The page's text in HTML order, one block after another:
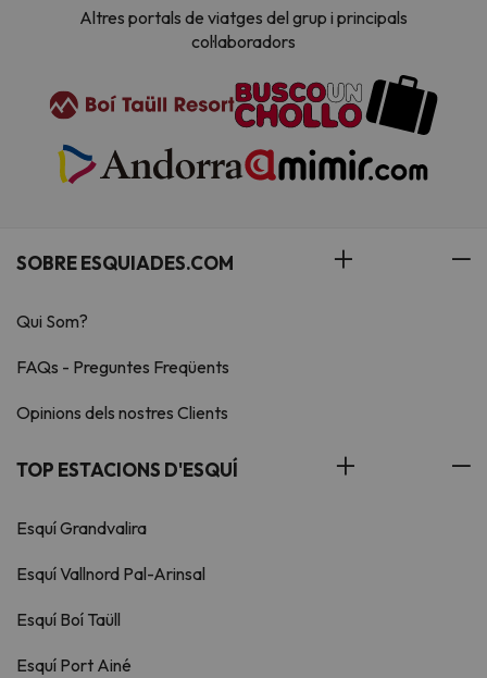
Altres portals de viatges del grup i principals
col·laboradors
SOBRE ESQUIADES.COM
Qui Som?
FAQs - Preguntes Freqüents
Opinions dels nostres Clients
TOP ESTACIONS D'ESQUÍ
Esquí Grandvalira
Esquí Vallnord Pal-Arinsal
Esquí Boí Taüll
Esquí Port Ainé